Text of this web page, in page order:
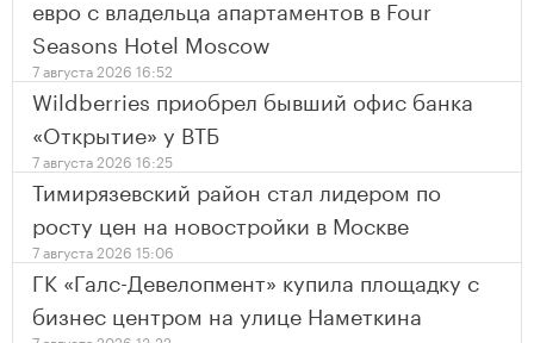
евро с владельца апартаментов в Four
Seasons Hotel Moscow
7 августа 2026 16:52
Wildberries приобрел бывший офис банка
«Открытие» у ВТБ
7 августа 2026 16:25
Тимирязевский район стал лидером по
росту цен на новостройки в Москве
7 августа 2026 15:06
ГК «Галс-Девелопмент» купила площадку с
бизнес центром на улице Наметкина